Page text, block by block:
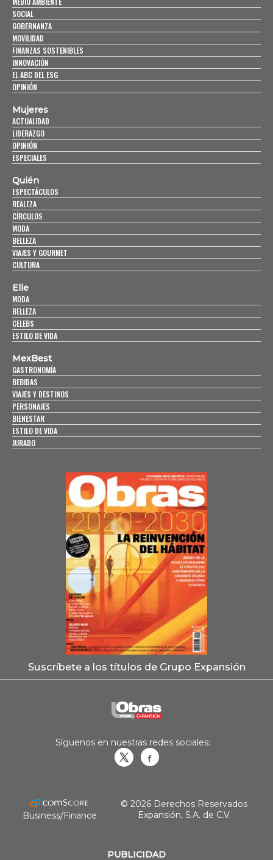
SOCIAL
GOBERNANZA
MOVILIDAD
FINANZAS SOSTENIBLES
INNOVACIÓN
EL ABC DEL ESG
OPINIÓN
Mujeres
ACTUALIDAD
LIDERAZGO
OPINIÓN
ESPECIALES
Quién
ESPECTÁCULOS
REALEZA
CÍRCULOS
MODA
BELLEZA
VIAJES Y GOURMET
CULTURA
Elle
MODA
BELLEZA
CELEBS
ESTILO DE VIDA
MexBest
GASTRONOMÍA
BEBIDAS
VIAJES Y DESTINOS
PERSONAJES
BIENESTAR
ESTILO DE VIDA
JURADO
Suscríbete a los títulos de Grupo Expansión
PUBLICIDAD
Síguenos en nuestras redes sociales:
Business/Finance
© 2026 Derechos Reservados
Expansión, S.A. de C.V.